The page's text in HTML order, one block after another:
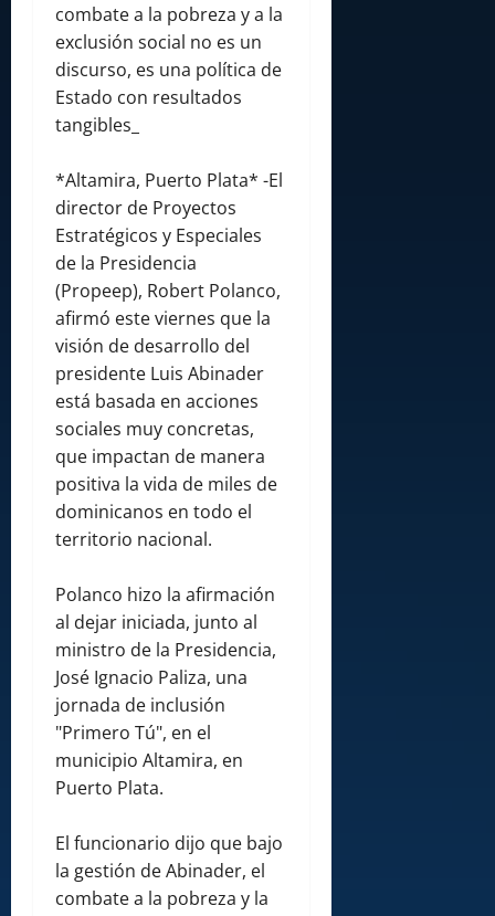
combate a la pobreza y a la
exclusión social no es un
discurso, es una política de
Estado con resultados
tangibles_
*Altamira, Puerto Plata* -El
director de Proyectos
Estratégicos y Especiales
de la Presidencia
(Propeep), Robert Polanco,
afirmó este viernes que la
visión de desarrollo del
presidente Luis Abinader
está basada en acciones
sociales muy concretas,
que impactan de manera
positiva la vida de miles de
dominicanos en todo el
territorio nacional.
Polanco hizo la afirmación
al dejar iniciada, junto al
ministro de la Presidencia,
José Ignacio Paliza, una
jornada de inclusión
"Primero Tú", en el
municipio Altamira, en
Puerto Plata.
El funcionario dijo que bajo
la gestión de Abinader, el
combate a la pobreza y la